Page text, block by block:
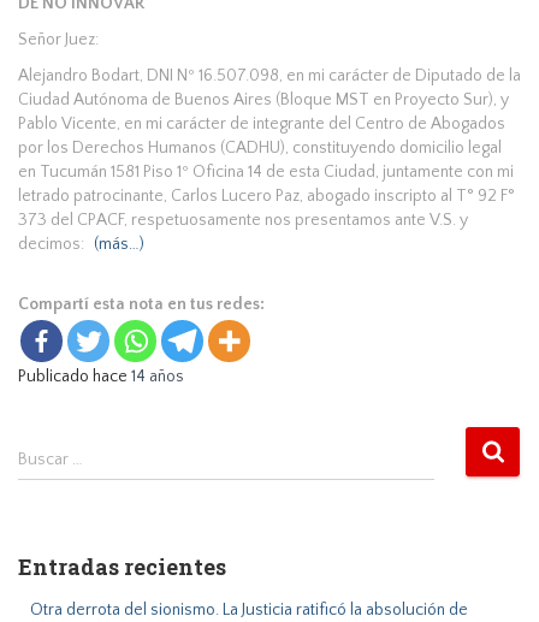
Señor Juez:
Alejandro Bodart, DNI Nº 16.507.098, en mi carácter de Diputado de la
Ciudad Autónoma de Buenos Aires (Bloque MST en Proyecto Sur), y
Pablo Vicente, en mi carácter de integrante del Centro de Abogados
por los Derechos Humanos (CADHU), constituyendo domicilio legal
en Tucumán 1581 Piso 1º Oficina 14 de esta Ciudad, juntamente con mi
letrado patrocinante, Carlos Lucero Paz, abogado inscripto al T° 92 F°
373 del CPACF, respetuosamente nos presentamos ante V.S. y
decimos:
(más…)
Compartí esta nota en tus redes:
Publicado hace 14 años
B
r
Buscar …
Entradas recientes
Otra derrota del sionismo. La Justicia ratificó la absolución de